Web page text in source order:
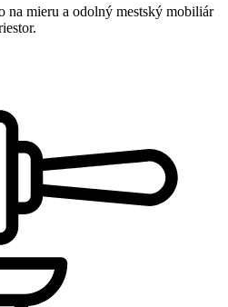
na mieru a odolný mestský mobiliár